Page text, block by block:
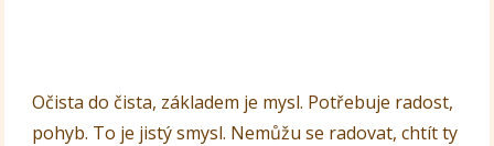
Očista do čista, základem je mysl. Potřebuje radost,
pohyb. To je jistý smysl. Nemůžu se radovat, chtít ty